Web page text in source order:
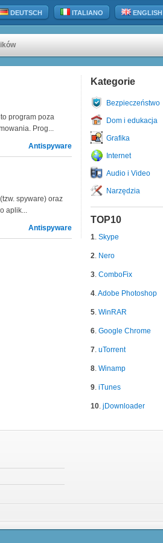
DEUTSCH ITALIANO ENGLISH
program poza
Prog...
Antispyware
spyware) oraz
aplik...
Antispyware
Kategorie
Bezpieczeństwo
Dom i edukacja
Grafika
Internet
Audio i Video
Narzędzia
TOP10
1. Skype
2. Nero
3. ComboFix
4.Adobe Photoshop
5. WinRAR
6. Google Chrome
7. uTorrent
8. Winamp
9. iTunes
10. jDownloader